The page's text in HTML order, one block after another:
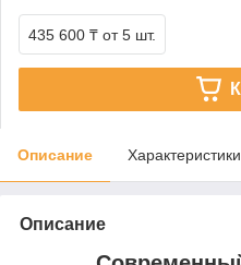
435 600 ₸ от 5 шт.
Описание Характеристики
Описание